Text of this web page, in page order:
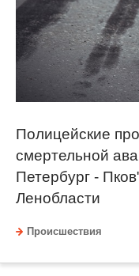
Полицейские
смертельной
Петербург -
Ленобласти
Происшествия